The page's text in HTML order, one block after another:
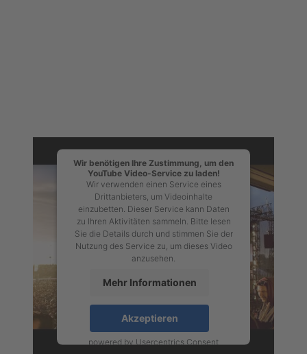
Wir benötigen Ihre Zustimmung, um den
YouTube Video-Service zu laden!
Wir verwenden einen Service eines
Drittanbieters, um Videoinhalte
einzubetten. Dieser Service kann Daten
zu Ihren Aktivitäten sammeln. Bitte lesen
Sie die Details durch und stimmen Sie der
Nutzung des Service zu, um dieses Video
anzusehen.
Mehr Informationen
Akzeptieren
powered by Usercentrics Consent